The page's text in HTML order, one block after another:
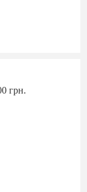
грн.